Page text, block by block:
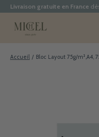
Livraison gratuite en France
Accueil / Bloc Layout 75g/m²,A4,